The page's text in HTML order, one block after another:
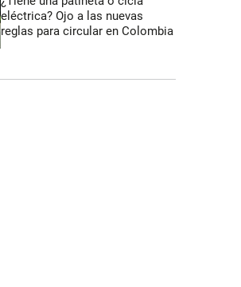
eléctrica? Ojo a las nuevas
reglas para circular en Colombia